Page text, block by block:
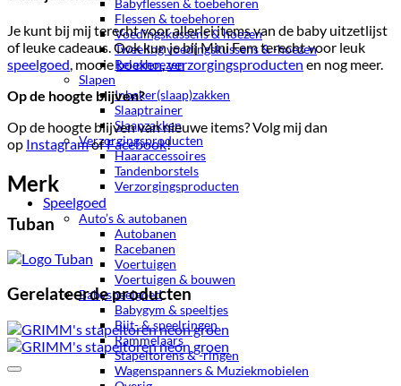
Babyflessen & toebehoren
Flessen & toebehoren
Voedingskussens & hoezen
Tweeling voedingskussens & -hoezen
Relaxhoezen
Slapen
Inbaker(slaap)zakken
Slaaptrainer
Slaapzakken
Verzorgingsproducten
Haaraccessoires
Tandenborstels
Verzorgingsproducten
Speelgoed
Auto’s & autobanen
Autobanen
Racebanen
Voertuigen
Voertuigen & bouwen
Babyspeelgoed
Babygym & speeltjes
Bijt- & speelringen
Rammelaars
Stapeltorens & -ringen
Wagenspanners & Muziekmobielen
Je kunt bij mij terecht voor allerlei items van de baby uitzetlijst
of leuke cadeaus. Ook kun je bij Mini Fem terecht voor leuk
speelgoed, mooieboeken,verzorgingsproducten en nog meer.
Op de hoogte blijven?
Op de hoogte blijven van nieuwe items? Volg mij dan
op InstagramofFacebook!
Merk
Tuban
Gerelateerde producten